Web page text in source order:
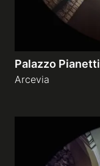
Palazzo Pianetti
Arcevia